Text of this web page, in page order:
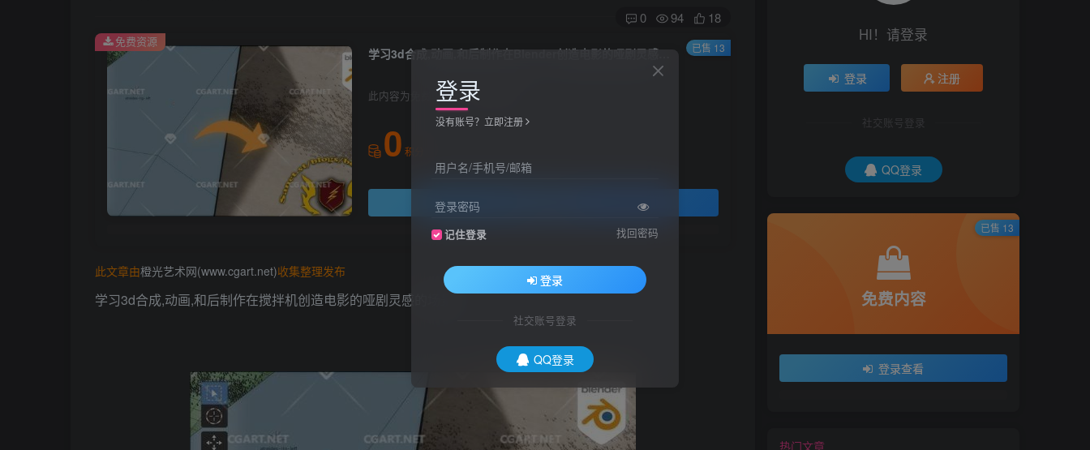
0 94 18
学习3d合成,动画,和后制作在Blender创造电影的哑剧灵感的场景
此内容为免费资源，请登录后查看
0 积分
免费资源 已售 13
此文章由橙光艺术网(www.cgart.net)收集整理发布
学习3d合成,动画,和后制作在搅拌机创造电影的哑剧灵感的场景。
HI！请登录
登录 注册
社交账号登录
QQ登录
免费内容
登录查看
已售 13
热门文章
登录
没有账号？立即注册
用户名/手机号/邮箱
登录密码
记住登录 找回密码
登录
社交账号登录
QQ登录